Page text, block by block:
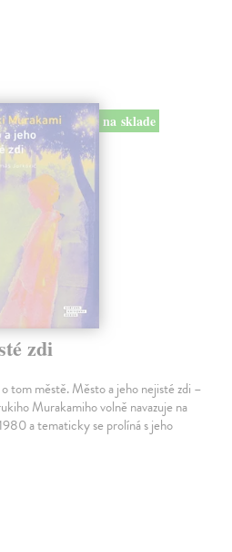
na sklade
zdi
tom městě. Město a jeho nejisté zdi –
Murakamiho volně navazuje na
a tematicky se prolíná s jeho